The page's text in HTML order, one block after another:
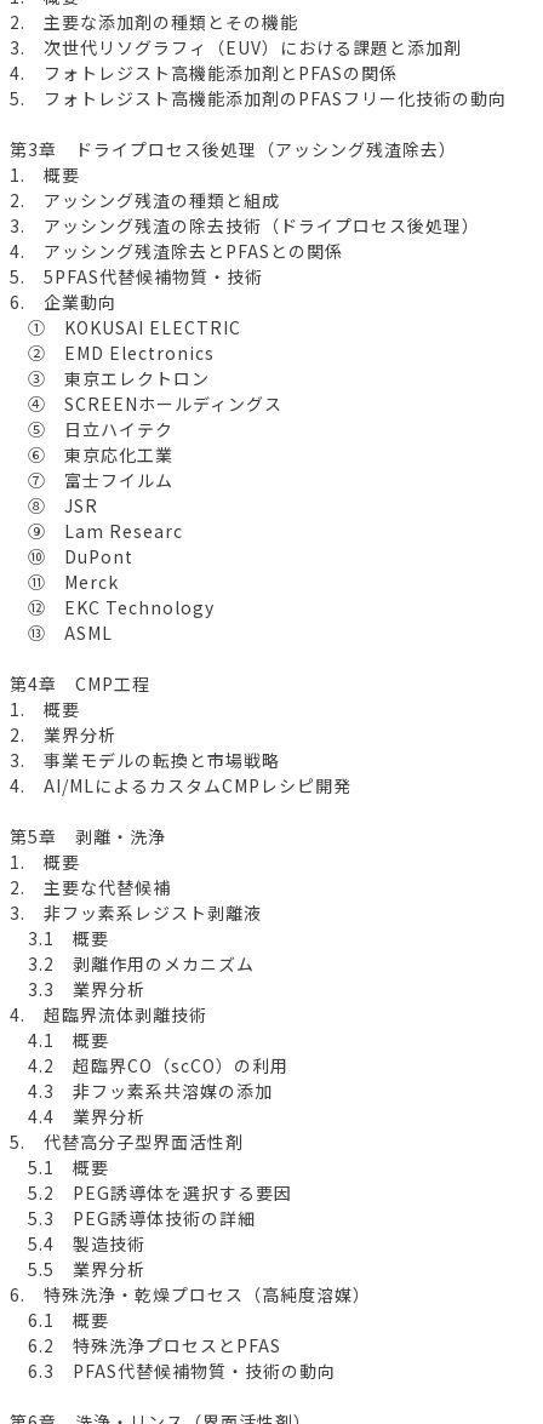
2. 主要な添加剤の種類とその機能
3. 次世代リソグラフィ（EUV）における課題と添加剤
4. フォトレジスト高機能添加剤とPFASの関係
5. フォトレジスト高機能添加剤のPFASフリー化技術の動向
第3章 ドライプロセス後処理（アッシング残渣除去）
1. 概要
2. アッシング残渣の種類と組成
3. アッシング残渣の除去技術（ドライプロセス後処理）
4. アッシング残渣除去とPFASとの関係
5. 5PFAS代替候補物質・技術
6. 企業動向
① KOKUSAI ELECTRIC
② EMD Electronics
③ 東京エレクトロン
④ SCREENホールディングス
⑤ 日立ハイテク
⑥ 東京応化工業
⑦ 富士フイルム
⑧ JSR
⑨ Lam Researc
⑩ DuPont
⑪ Merck
⑫ EKC Technology
⑬ ASML
第4章 CMP工程
1. 概要
2. 業界分析
3. 事業モデルの転換と市場戦略
4. AI/MLによるカスタムCMPレシピ開発
第5章 剥離・洗浄
1. 概要
2. 主要な代替候補
3. 非フッ素系レジスト剥離液
3.1 概要
3.2 剥離作用のメカニズム
3.3 業界分析
4. 超臨界流体剥離技術
4.1 概要
4.2 超臨界CO（scCO）の利用
4.3 非フッ素系共溶媒の添加
4.4 業界分析
5. 代替高分子型界面活性剤
5.1 概要
5.2 PEG誘導体を選択する要因
5.3 PEG誘導体技術の詳細
5.4 製造技術
5.5 業界分析
6. 特殊洗浄・乾燥プロセス（高純度溶媒）
6.1 概要
6.2 特殊洗浄プロセスとPFAS
6.3 PFAS代替候補物質・技術の動向